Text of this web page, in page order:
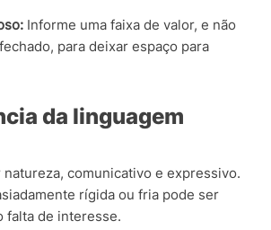
Informe uma faixa de valor, e não
para deixar espaço para
da linguagem
comunicativo e expressivo.
rígida ou fria pode ser
falta de interesse.